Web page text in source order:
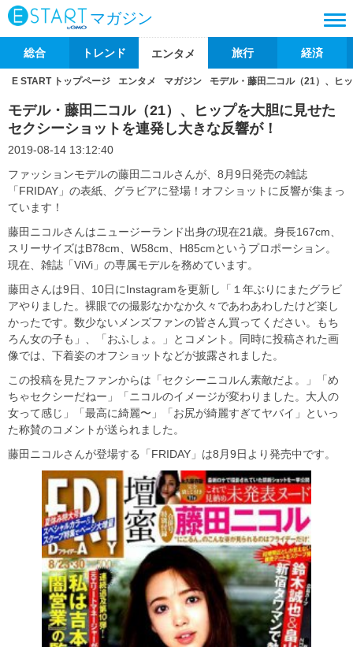
マガジン
総合 トレンド エンタメ 旅行 経済
E START トップページ エンタメ マガジン モデル・藤田二コル（21）、ヒ
モデル・藤田二コル（21）、ヒップを大胆に見せた
セクシーショットを連発し大きな反響が！
2019-08-14 13:12:40
ファッションモデルの藤田二コルさんが、8月9日発売の雑誌
「FRIDAY」の表紙、グラビアに登場！オフショットに反響が集まっ
ています！
藤田ニコルさんはニュージーランド出身の現在21歳。身長167cm、
スリーサイズはB78cm、W58cm、H85cmというプロポーション。
現在、雑誌「ViVi」の専属モデルを務めています。
藤田さんは9日、10日にInstagramを更新し「１年ぶりにまたグラビ
アやりました。裸眼での撮影なかなか久々であわあわしたけど楽し
かったです。数少ないメンズファンの皆さん買ってください。もち
ろん女の子も」、「おふしょ。」とコメント。同時に投稿された画
像では、下着姿のオフショットなどが披露されました。
この投稿を見たファンからは「セクシーニコルん素敵だよ。」「め
ちゃセクシーだねー」「ニコルのイメージが変わりました。大人の
女って感じ」「最高に綺麗〜」「お尻が綺麗すぎてヤバイ」といっ
た称賛のコメントが送られました。
藤田ニコルさんが登場する「FRIDAY」は8月9日より発売中です。